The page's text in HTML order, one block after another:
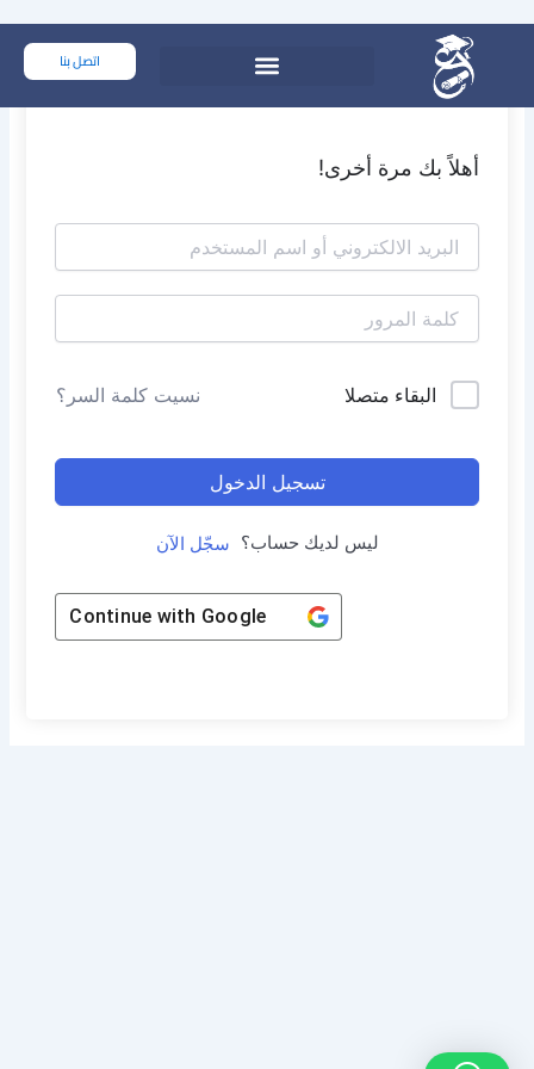
المحتوى
اتصل بنا
أهلاً بك مرة أخرى!
البقاء متصلا نسيت كلمة السر؟
تسجيل الدخول
ليس لديك حساب؟ سجّل الآن
Continue with Google